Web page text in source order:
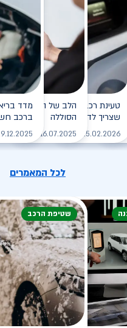
לטעינת רכב
לקריאה
טעינת רכב חשמלי - כל מה
שצריך לדעת
25.02.2026 לקריאה
הלב של הרכב
הסוללה
16.07.2025
ברכב
לכל המאמרים
שטיפת הרכב